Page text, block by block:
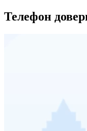
Телефон